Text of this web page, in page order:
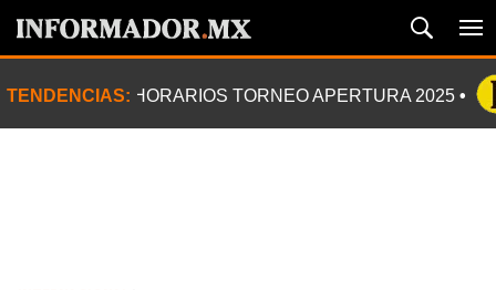
TENDENCIAS: HORARIOS TORNEO APERTURA 2025